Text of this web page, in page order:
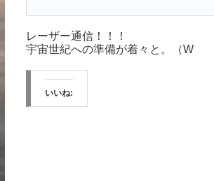
レーザー通信！！！
宇宙世紀への準備が着々と。（W
いいね: